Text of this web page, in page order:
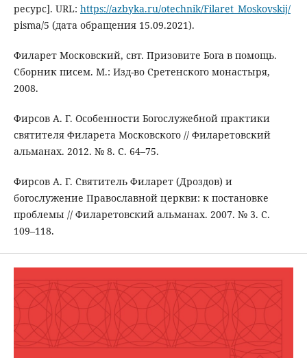
ресурс]. URL: https://azbyka.ru/otechnik/Filaret_Moskovskij/
pisma/5 (дата обращения 15.09.2021).
Филарет Московский, свт. Призовите Бога в помощь.
Сборник писем. М.: Изд-во Сретенского монастыря,
2008.
Фирсов А. Г. Особенности Богослужебной практики
святителя Филарета Московского // Филаретовский
альманах. 2012. № 8. С. 64–75.
Фирсов А. Г. Святитель Филарет (Дроздов) и
богослужение Православной церкви: к постановке
проблемы // Филаретовский альманах. 2007. № 3. С.
109–118.